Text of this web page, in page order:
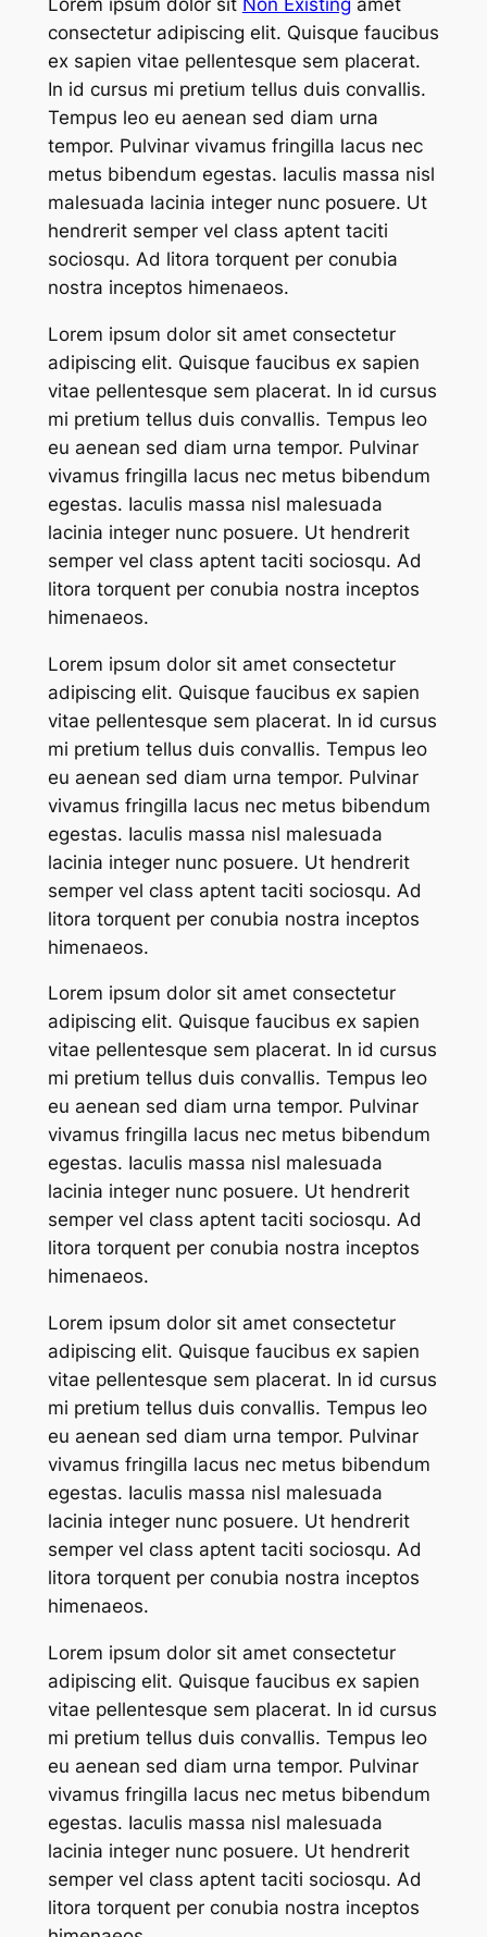
consectetur adipiscing elit. Quisque faucibus
ex sapien vitae pellentesque sem placerat.
In id cursus mi pretium tellus duis convallis.
Tempus leo eu aenean sed diam urna
tempor. Pulvinar vivamus fringilla lacus nec
metus bibendum egestas. Iaculis massa nisl
malesuada lacinia integer nunc posuere. Ut
hendrerit semper vel class aptent taciti
sociosqu. Ad litora torquent per conubia
nostra inceptos himenaeos.
Lorem ipsum dolor sit amet consectetur
adipiscing elit. Quisque faucibus ex sapien
vitae pellentesque sem placerat. In id cursus
mi pretium tellus duis convallis. Tempus leo
eu aenean sed diam urna tempor. Pulvinar
vivamus fringilla lacus nec metus bibendum
egestas. Iaculis massa nisl malesuada
lacinia integer nunc posuere. Ut hendrerit
semper vel class aptent taciti sociosqu. Ad
litora torquent per conubia nostra inceptos
himenaeos.
Lorem ipsum dolor sit amet consectetur
adipiscing elit. Quisque faucibus ex sapien
vitae pellentesque sem placerat. In id cursus
mi pretium tellus duis convallis. Tempus leo
eu aenean sed diam urna tempor. Pulvinar
vivamus fringilla lacus nec metus bibendum
egestas. Iaculis massa nisl malesuada
lacinia integer nunc posuere. Ut hendrerit
semper vel class aptent taciti sociosqu. Ad
litora torquent per conubia nostra inceptos
himenaeos.
Lorem ipsum dolor sit amet consectetur
adipiscing elit. Quisque faucibus ex sapien
vitae pellentesque sem placerat. In id cursus
mi pretium tellus duis convallis. Tempus leo
eu aenean sed diam urna tempor. Pulvinar
vivamus fringilla lacus nec metus bibendum
egestas. Iaculis massa nisl malesuada
lacinia integer nunc posuere. Ut hendrerit
semper vel class aptent taciti sociosqu. Ad
litora torquent per conubia nostra inceptos
himenaeos.
Lorem ipsum dolor sit amet consectetur
adipiscing elit. Quisque faucibus ex sapien
vitae pellentesque sem placerat. In id cursus
mi pretium tellus duis convallis. Tempus leo
eu aenean sed diam urna tempor. Pulvinar
vivamus fringilla lacus nec metus bibendum
egestas. Iaculis massa nisl malesuada
lacinia integer nunc posuere. Ut hendrerit
semper vel class aptent taciti sociosqu. Ad
litora torquent per conubia nostra inceptos
himenaeos.
Lorem ipsum dolor sit amet consectetur
adipiscing elit. Quisque faucibus ex sapien
vitae pellentesque sem placerat. In id cursus
mi pretium tellus duis convallis. Tempus leo
eu aenean sed diam urna tempor. Pulvinar
vivamus fringilla lacus nec metus bibendum
egestas. Iaculis massa nisl malesuada
lacinia integer nunc posuere. Ut hendrerit
semper vel class aptent taciti sociosqu. Ad
litora torquent per conubia nostra inceptos